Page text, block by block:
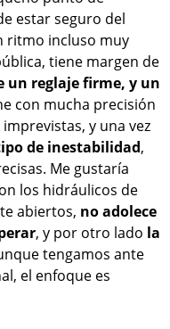
estar seguro del
ritmo incluso muy
tiene margen de
un reglaje firme, y un
con mucha precisión
y una vez
de inestabilidad,
Me gustaría
los hidráulicos de
abiertos, no adolece
, y por otro lado la
tengamos ante
el enfoque es